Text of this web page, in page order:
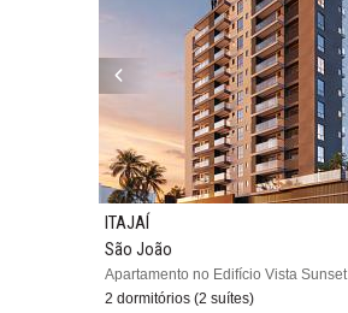
ITAJAÍ
São João
Apartamento no Edifício Vista Sunset
2 dormitórios (2 suítes)